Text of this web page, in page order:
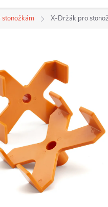
stonožkám X-Držák pro